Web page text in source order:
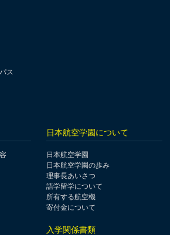
ス
日本航空学園について
日本航空学園
日本航空学園の歩み
理事長あいさつ
語学留学について
所有する航空機
寄付金について
入学関係書類